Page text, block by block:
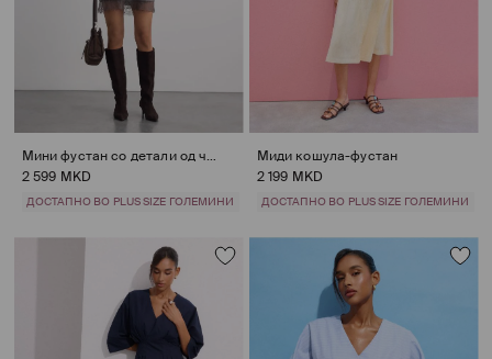
Мини фустан со детали од чипка
2 599 MKD
ДОСТАПНО ВО PLUS SIZE ГОЛЕМИНИ
Миди кошула-фустан
2 199 MKD
ДОСТАПНО ВО PLUS SIZE ГОЛЕМИНИ